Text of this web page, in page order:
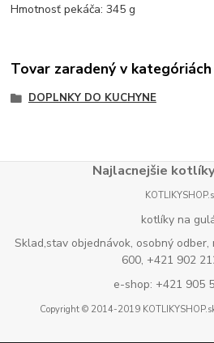
Hmotnosť pekáča: 345 g
Tovar zaradený v kategóriách
DOPLNKY DO KUCHYNE
Najlacnejšie
kotlíky na
Sklad,stav objednávok, osobný
600, +421 902
e-shop: +421 905
Copyright © 2014-2019